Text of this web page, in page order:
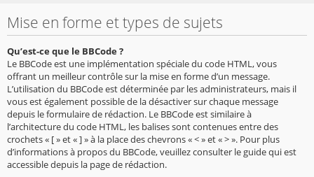
Mise en forme et types de sujets
Qu’est-ce que le BBCode ?
Le BBCode est une implémentation spéciale du code HTML, vous
offrant un meilleur contrôle sur la mise en forme d’un message.
L’utilisation du BBCode est déterminée par les administrateurs, mais il
vous est également possible de la désactiver sur chaque message
depuis le formulaire de rédaction. Le BBCode est similaire à
l’architecture du code HTML, les balises sont contenues entre des
crochets « [ » et « ] » à la place des chevrons « < » et « > ». Pour plus
d’informations à propos du BBCode, veuillez consulter le guide qui est
accessible depuis la page de rédaction.